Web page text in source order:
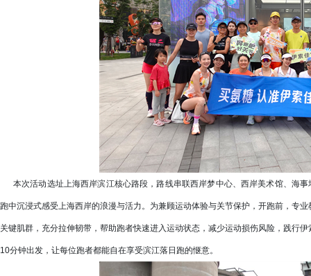
本次活动选址上海西岸滨江核心路段，路线串联西岸梦中心、西岸美术馆、海
跑中沉浸式感受上海西岸的浪漫与活力。为兼顾运动体验与关节保护，开跑前，专
关键肌群，充分拉伸韧带，帮助跑者快速进入运动状态，减少运动损伤风险，践行
10分钟出发，让每位跑者都能自在享受滨江落日跑的惬意。